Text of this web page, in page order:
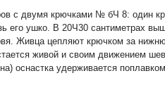
с двумя крючками № бЧ 8: один
его ушко. В 20Ч30 сантиметрах
Живца цепляют крючком за
живой и своим движением
оснастка удерживается